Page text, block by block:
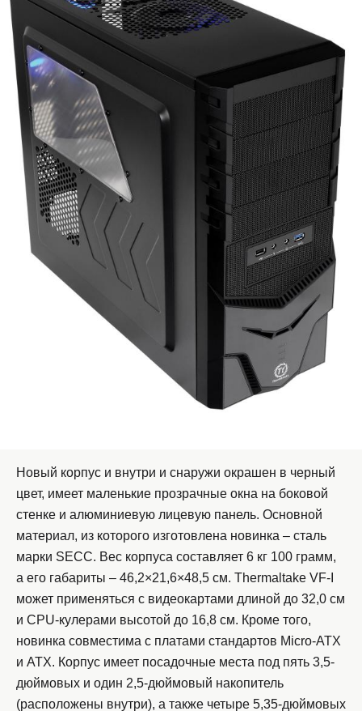
Новый корпус и внутри и снаружи окрашен в черный
цвет, имеет маленькие прозрачные окна на боковой
стенке и алюминиевую лицевую панель. Основной
материал, из которого изготовлена новинка – сталь
марки SECC. Вес корпуса составляет 6 кг 100 грамм,
а его габариты – 46,2×21,6×48,5 см. Thermaltake VF-I
может применяться с видеокартами длиной до 32,0 см
и CPU-кулерами высотой до 16,8 см. Кроме того,
новинка совместима с платами стандартов Micro-ATX
и ATX. Корпус имеет посадочные места под пять 3,5-
дюймовых и один 2,5-дюймовый накопитель
(расположены внутри), а также четыре 5,35-дюймовых